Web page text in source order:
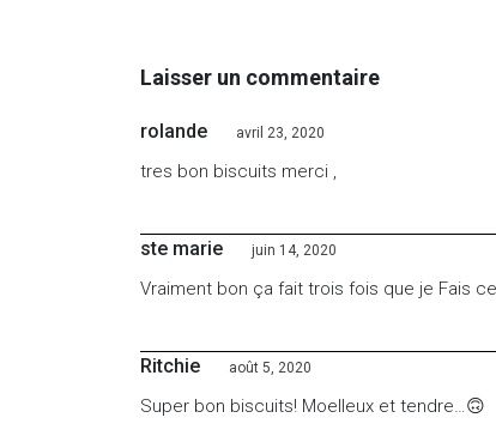
Laisser un commentaire
rolande avril 23, 2020
tres bon biscuits merci ,
ste marie juin 14, 2020
Vraiment bon ça fait trois fois que je Fais
Ritchie août 5, 2020
Super bon biscuits! Moelleux et tendre…🙃